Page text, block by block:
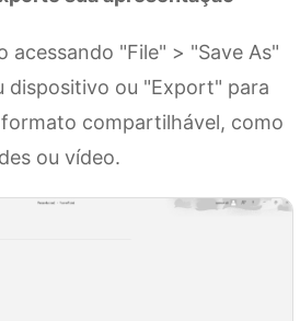
acessando "File" > "Save As"
dispositivo ou "Export" para
compartilhável, como
ou vídeo.